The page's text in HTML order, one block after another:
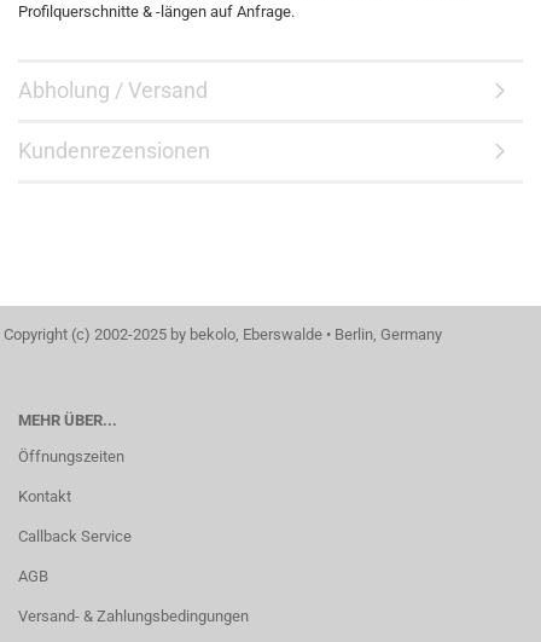
Profilquerschnitte & -längen auf Anfrage.
Abholung / Versand
Kundenrezensionen
Copyright (c) 2002-2025 by bekolo, Eberswalde • Berlin, Germany
MEHR ÜBER...
Öffnungszeiten
Kontakt
Callback Service
AGB
Versand- & Zahlungsbedingungen